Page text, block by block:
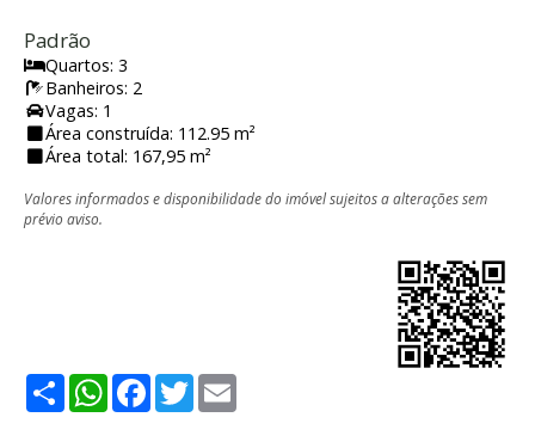
Padrão
Quartos: 3
Banheiros: 2
Vagas: 1
Área construída: 112.95 m²
Área total: 167,95 m²
Valores informados e disponibilidade do imóvel sujeitos a alterações sem
prévio aviso.
ShareWhatsApp
Facebook
Twitter